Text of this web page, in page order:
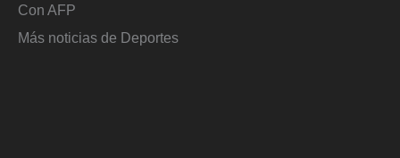
Con AFP
Más noticias de Deportes